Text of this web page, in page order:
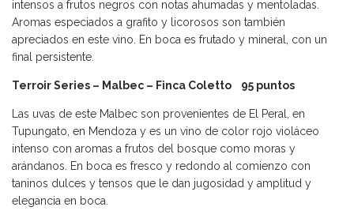
intensos a frutos negros con notas ahumadas y mentoladas.
Aromas especiados a grafito y licorosos son también
apreciados en este vino. En boca es frutado y mineral, con un
final persistente.
Terroir Series – Malbec – Finca Coletto 95 puntos
Las uvas de este Malbec son provenientes de El Peral, en
Tupungato, en Mendoza y es un vino de color rojo violáceo
intenso con aromas a frutos del bosque como moras y
arándanos. En boca es fresco y redondo al comienzo con
taninos dulces y tensos que le dan jugosidad y amplitud y
elegancia en boca.